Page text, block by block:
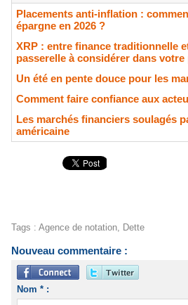
Placements anti-inflation :
épargne en 2026 ?
XRP : entre finance traditionnelle
passerelle à considérer dans
Un été en pente douce pour les
Comment faire confiance aux
Les marchés financiers soulagés
américaine
Tags : Agence de notation Dette
Nouveau commentaire :
Nom * :